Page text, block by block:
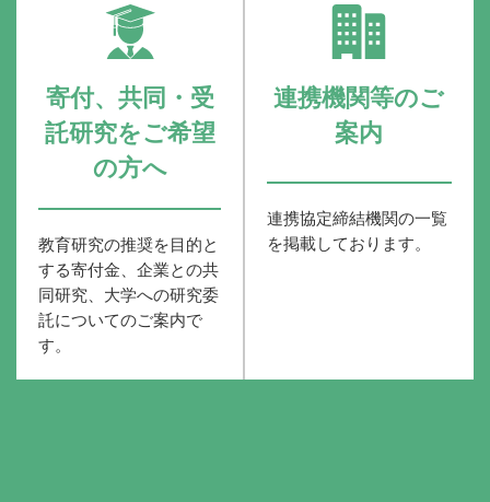
寄付、共同・受
託研究をご希望
の方へ
教育研究の推奨を目的と
する寄付金、企業との共
同研究、大学への研究委
託についてのご案内で
す。
連携機関等のご
案内
連携協定締結機関の一覧
を掲載しております。